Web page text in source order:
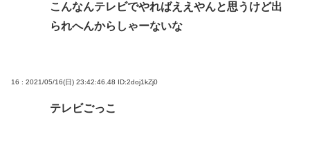
こんなんテレビでやればええやんと思うけど出
られへんからしゃーないな
16 : 2021/05/16(日) 23:42:46.48 ID:2doj1kZj0
テレビごっこ